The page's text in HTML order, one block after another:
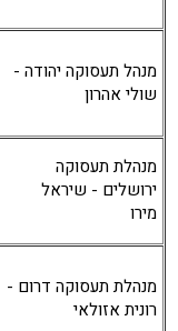
מנהל תעסוקה יהודה -
שולי אהרון
מנהלת תעסוקה
ירושלים - שיראל
מירו
מנהלת תעסוקה דרום -
רונית אזולאי